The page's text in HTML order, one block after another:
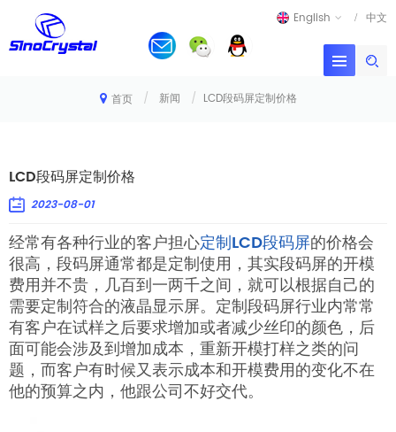
English 中文
首页 / 新闻 / LCD段码屏定制价格
LCD段码屏定制价格
2023-08-01
经常有各种行业的客户担心定制LCD段码屏的价格会
很高，段码屏通常都是定制使用，其实段码屏的开模
费用并不贵，几百到一两千之间，就可以根据自己的
需要定制符合的液晶显示屏。定制段码屏行业内常常
有客户在试样之后要求增加或者减少丝印的颜色，后
面可能会涉及到增加成本，重新开模打样之类的问
题，而客户有时候又表示成本和开模费用的变化不在
他的预算之内，他跟公司不好交代。